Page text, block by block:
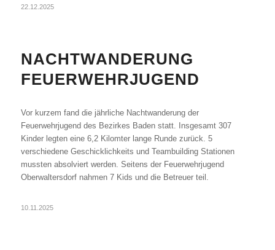
22.12.2025
NACHTWANDERUNG
FEUERWEHRJUGEND
Vor kurzem fand die jährliche Nachtwanderung der
Feuerwehrjugend des Bezirkes Baden statt. Insgesamt 307
Kinder legten eine 6,2 Kilomter lange Runde zurück. 5
verschiedene Geschicklichkeits und Teambuilding Stationen
mussten absolviert werden. Seitens der Feuerwehrjugend
Oberwaltersdorf nahmen 7 Kids und die Betreuer teil.
10.11.2025